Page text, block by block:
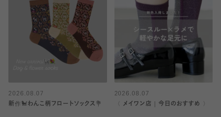
2026.08.07
新作🐩わんこ柄フロートソックス💐
2026.08.07
〈 メイワン店｜今日のおすすめ 〉